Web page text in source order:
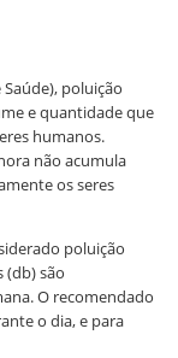
poluição
e quantidade que
humanos.
não acumula
os seres
poluição
(db) são
O recomendado
o dia, e para